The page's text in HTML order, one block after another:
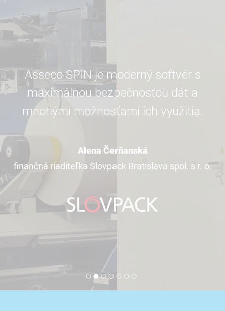
Asseco SPIN je moderný softvér s
maximálnou bezpečnosťou dát a
mnohými možnosťami ich využitia.
Alena Čerňanská
finančná riaditeľka Slovpack Bratislava spol. s r. o.